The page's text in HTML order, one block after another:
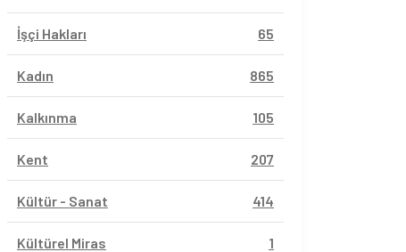
İşçi Hakları 65
Kadın 865
Kalkınma 105
Kent 207
Kültür - Sanat 414
Kültürel Miras 1